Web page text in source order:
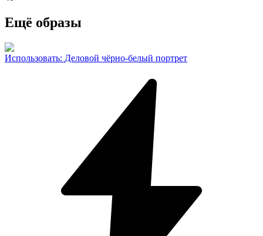
Ещё образы
Использовать: Деловой чёрно-белый портрет